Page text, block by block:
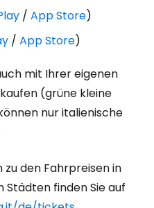
/ App Store)
/ App Store)
mit Ihrer eigenen
(grüne kleine
nur italienische
den Fahrpreisen in
Städten finden Sie auf